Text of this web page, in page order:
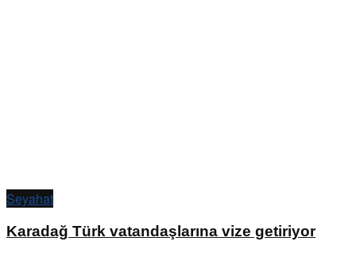
Seyahat
Karadağ Türk vatandaşlarına vize getiriyor